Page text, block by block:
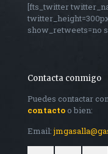
[fts_twitter
show_retweets=no
Contacta conmigo
Puedes contactar
contacto o bien:
Email: